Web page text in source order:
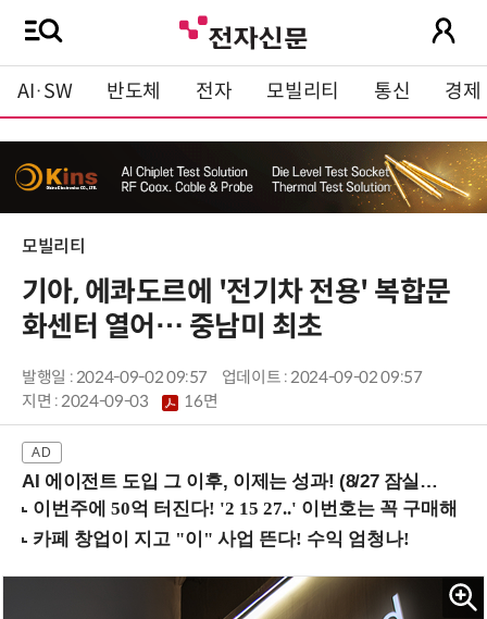
AI·SW 반도체 전자 모빌리티 통신 경제
모빌리티
기아, 에콰도르에 '전기차 전용' 복합문
화센터 열어… 중남미 최초
발행일 : 2024-09-02 09:57
업데이트 : 2024-09-02 09:57
지면 :2024-09-03 16면
AI 에이전트 도입 그 이후, 이제는 성과! (8/27 잠실역)